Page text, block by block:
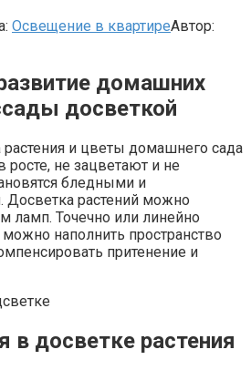
Освещение в квартиреАвтор:
домашних
досветкой
и цветы домашнего сада
росте, не зацветают и не
бледными и
Досветка растений можно
ламп. Точечно или линейно
можно наполнить пространство
притенение и
в досветке растения